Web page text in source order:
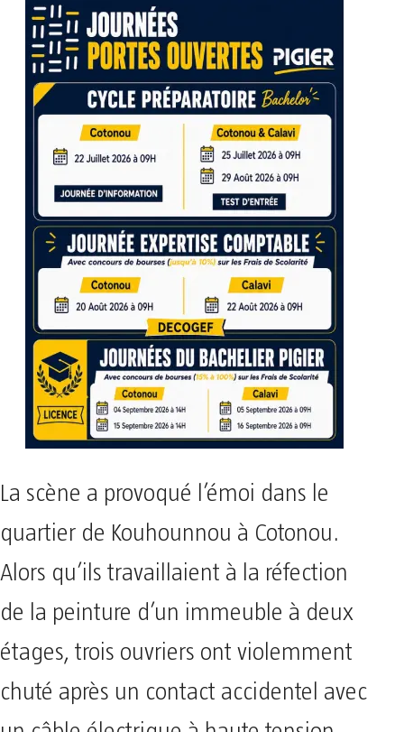
La scène a provoqué l’émoi dans le
quartier de Kouhounnou à Cotonou.
Alors qu’ils travaillaient à la réfection
de la peinture d’un immeuble à deux
étages, trois ouvriers ont violemment
chuté après un contact accidentel avec